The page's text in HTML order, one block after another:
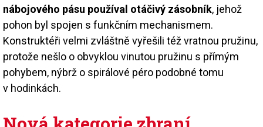
nábojového pásu používal otáčivý zásobník, jehož
pohon byl spojen s funkčním mechanismem.
Konstruktéři velmi zvláštně vyřešili též vratnou pružinu,
protože nešlo o obvyklou vinutou pružinu s přímým
pohybem, nýbrž o spirálové péro podobné tomu
v hodinkách.